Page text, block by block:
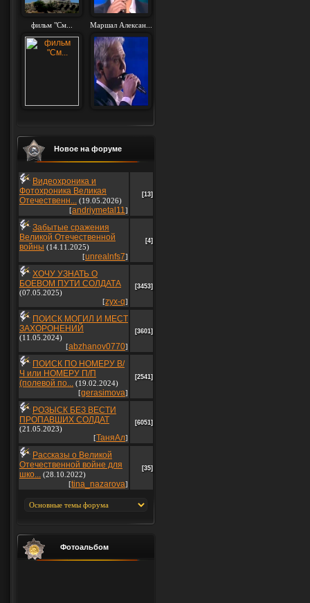
фильм "См... Маршал Алексан...
Новое на форуме
Видеохроника и
Фотохроника Великая
Отечественн... (19.05.2026)
[andriymetal11]
[13]
Забытые сражения
Великой Отечественной
войны (14.11.2025)
[unrealnfs7]
[4]
ХОЧУ УЗНАТЬ О
БОЕВОМ ПУТИ СОЛДАТА
(07.05.2025)
[zyx-q]
[3453]
ПОИСК МОГИЛ И МЕСТ
ЗАХОРОНЕНИЙ
(11.05.2024)
[abzhanov0770]
[3601]
ПОИСК ПО НОМЕРУ В/
Ч или НОМЕРУ П/П
(полевой по... (19.02.2024)
[gerasimova]
[2541]
РОЗЫСК БЕЗ ВЕСТИ
ПРОПАВШИХ СОЛДАТ
(21.05.2023)
[ТаняАл]
[6051]
Рассказы о Великой
Отечественной войне для
шко... (28.10.2022)
[tina_nazarova]
[35]
Фотоальбом